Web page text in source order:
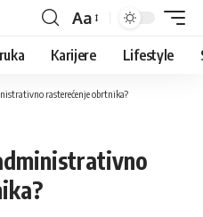
Aa
Karijere Lifestyle
rasterećenje obrtnika?